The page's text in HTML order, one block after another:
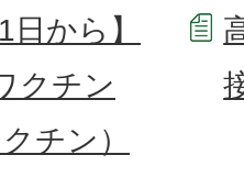
日から】
クチン
チン）